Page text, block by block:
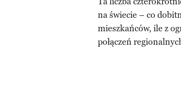
na świecie – co
mieszkańców, ile z
połączeń